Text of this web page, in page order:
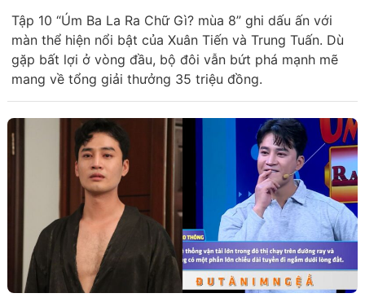
Tập 10 “Úm Ba La Ra Chữ Gì? mùa 8” ghi dấu ấn với
màn thể hiện nổi bật của Xuân Tiến và Trung Tuấn. Dù
gặp bất lợi ở vòng đầu, bộ đôi vẫn bứt phá mạnh mẽ
mang về tổng giải thưởng 35 triệu đồng.